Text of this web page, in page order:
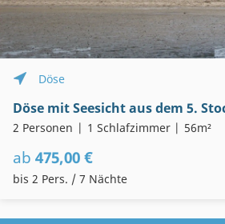
Döse
Döse mit Seesicht aus dem 5.
2 Personen 1 Schlafzimmer 56m²
ab 475,00 €
bis 2 Pers. / 7 Nächte